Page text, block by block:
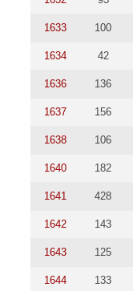
1633 100
1634 42
1636 136
1637 156
1638 106
1640 182
1641 428
1642 143
1643 125
1644 133